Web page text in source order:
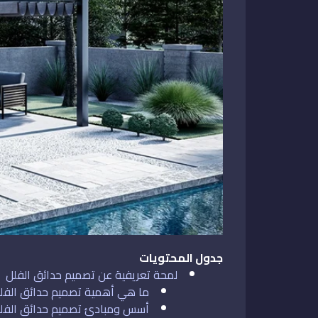
جدول المحتويات
لمحة تعريفية عن تصميم حدائق الفلل
ما هي أهمية تصميم حدائق
أسس ومبادئ تصميم حدائق